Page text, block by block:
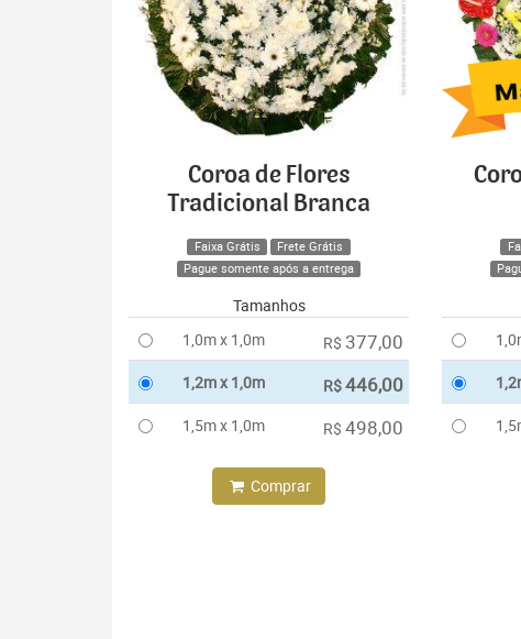
Coroa de Flores
Tradicional Branca
Faixa Grátis
Frete Grátis
Pague somente após a entrega
Tamanhos
1,0m x 1,0m
R$ 377,00
1,2m x 1,0m R$446,00
1,5m x 1,0m R$ 498,00
Comprar